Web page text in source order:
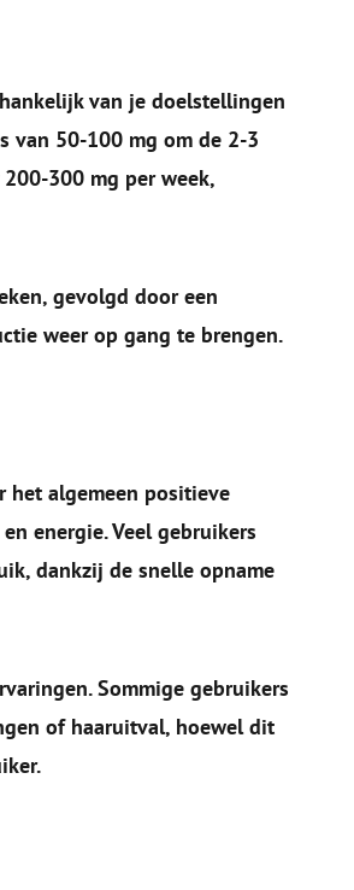
van je doelstellingen
van 50-100 mg om de 2-3
300 mg per week,
gevolgd door een
weer op gang te brengen.
het algemeen positieve
energie. Veel gebruikers
dankzij de snelle opname
Sommige gebruikers
of haaruitval, hoewel dit